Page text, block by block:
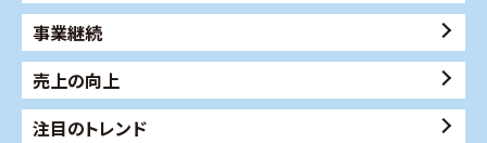
事業継続
売上の向上
注目のトレンド